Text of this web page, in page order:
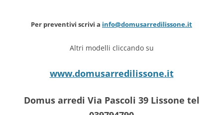
Per preventivi scrivi a info@domusarredilissone.it
Altri modelli cliccando su
www.domusarredilissone.it
Domus arredi Via Pascoli 39 Lissone tel